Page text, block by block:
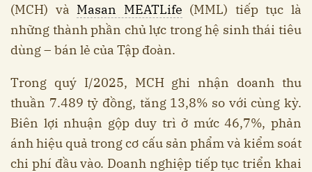
(MCH) và Masan MEATLife (MML) tiếp tục là
những thành phần chủ lực trong hệ sinh thái tiêu
dùng – bán lẻ của Tập đoàn.
Trong quý I/2025, MCH ghi nhận doanh thu
thuần 7.489 tỷ đồng, tăng 13,8% so với cùng kỳ.
Biên lợi nhuận gộp duy trì ở mức 46,7%, phản
ánh hiệu quả trong cơ cấu sản phẩm và kiểm soát
chi phí đầu vào. Doanh nghiệp tiếp tục triển khai